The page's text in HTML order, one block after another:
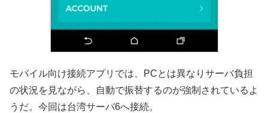
モバイル向け接続アプリでは、PCとは異なりサーバ負担
の状況を見ながら、自動で振替するのが強制されているよ
うだ。今回は台湾サーバ6へ接続。